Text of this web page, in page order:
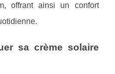
offrant ainsi un confort
sa crème solaire